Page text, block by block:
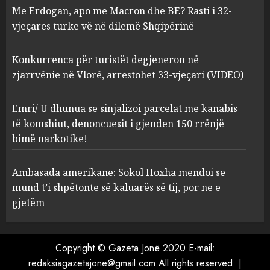
3
Konkurrenca për turistët
degjeneron në zjarrvënie në
Vlorë, arrestohet 33-vjeçari
(VIDEO)
AUGUST 7, 2026
Emri/ U dhunua se sinjalizoi
parcelat me kanabis të
komshiut, denoncuesit i
gjenden 150 rrënjë bimë
AUGUST 7, 2026
AUGUST 7, 2026
Me Erdogan, apo me Macron dhe BE? Rasti i 32-
vjeçares turke vë në dilemë Shqipërinë
Konkurrenca për turistët degjeneron në
zjarrvënie në Vlorë, arrestohet 33-vjeçari (VIDEO)
Emri/ U dhunua se sinjalizoi parcelat me kanabis
të komshiut, denoncuesit i gjenden 150 rrënjë
bimë narkotike!
Ambasada amerikane: Sokol Hoxha mendoi se
mund t’i shpëtonte së kaluarës së tij, por ne e
gjetëm
Copyright © Gazeta Jonë 2020 E-mail:
redaksiagazetajone@gmail.com All rights reserved. |